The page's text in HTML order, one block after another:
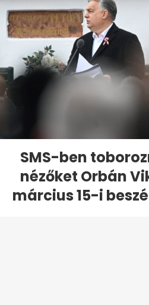
SMS-ben
nézőket Orbán
március 15-i